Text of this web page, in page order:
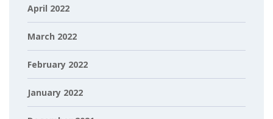
April 2022
March 2022
February 2022
January 2022